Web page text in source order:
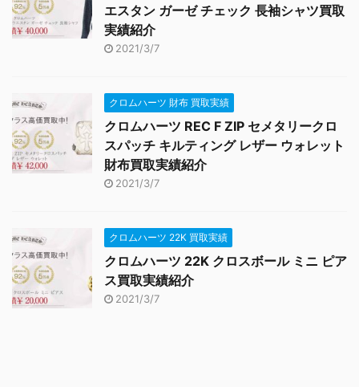
エスタン ガーゼ チェック 長袖シャツ買取
実績紹介
2021/3/7
クロムハーツ 財布 買取実績
クロムハーツ REC F ZIP セメタリークロ
スパッチ キルティング レザー ウォレット
財布買取実績紹介
2021/3/7
クロムハーツ 22K 買取実績
クロムハーツ 22K クロスボール ミニ ピア
ス買取実績紹介
2021/3/7